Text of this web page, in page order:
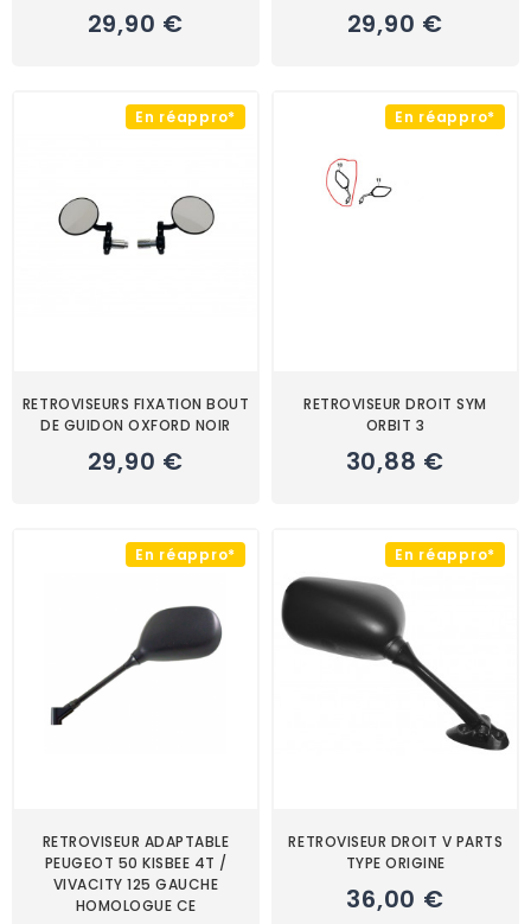
29,90 € 29,90 €
En réappro*
RETROVISEURS FIXATION BOUT
DE GUIDON OXFORD NOIR
29,90 €
En réappro*
RETROVISEUR DROIT SYM
ORBIT 3
30,88 €
En réappro*
RETROVISEUR ADAPTABLE
PEUGEOT 50 KISBEE 4T /
VIVACITY 125 GAUCHE
HOMOLOGUE CE
En réappro*
RETROVISEUR DROIT V PARTS
TYPE ORIGINE
36,00 €